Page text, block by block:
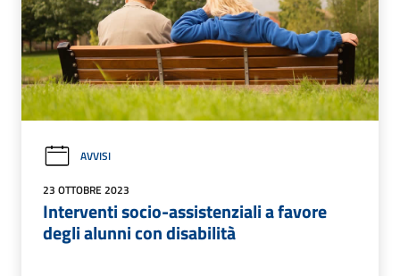
AVVISI
23 OTTOBRE 2023
Interventi socio-assistenziali a favore
degli alunni con disabilità